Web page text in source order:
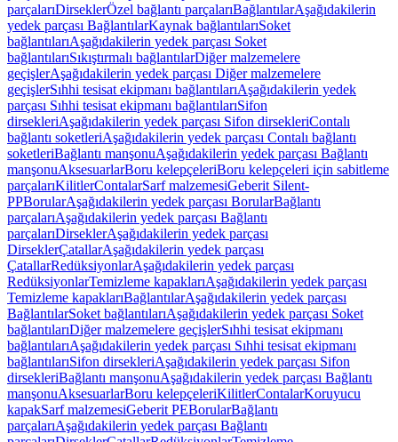
parçalarıDirseklerÖzel bağlantı parçalarıBağlantılarAşağıdakilerin
yedek parçası BağlantılarKaynak bağlantılarıSoket
bağlantılarıAşağıdakilerin yedek parçası Soket
bağlantılarıSıkıştırmalı bağlantılarDiğer malzemelere
geçişlerAşağıdakilerin yedek parçası Diğer malzemelere
geçişlerSıhhi tesisat ekipmanı bağlantılarıAşağıdakilerin yedek
parçası Sıhhi tesisat ekipmanı bağlantılarıSifon
dirsekleriAşağıdakilerin yedek parçası Sifon dirsekleriContalı
bağlantı soketleriAşağıdakilerin yedek parçası Contalı bağlantı
soketleriBağlantı manşonuAşağıdakilerin yedek parçası Bağlantı
manşonuAksesuarlarBoru kelepçeleriBoru kelepçeleri için sabitleme
parçalarıKilitlerContalarSarf malzemesiGeberit Silent-
PPBorularAşağıdakilerin yedek parçası BorularBağlantı
parçalarıAşağıdakilerin yedek parçası Bağlantı
parçalarıDirseklerAşağıdakilerin yedek parçası
DirseklerÇatallarAşağıdakilerin yedek parçası
ÇatallarRedüksiyonlarAşağıdakilerin yedek parçası
RedüksiyonlarTemizleme kapaklarıAşağıdakilerin yedek parçası
Temizleme kapaklarıBağlantılarAşağıdakilerin yedek parçası
BağlantılarSoket bağlantılarıAşağıdakilerin yedek parçası Soket
bağlantılarıDiğer malzemelere geçişlerSıhhi tesisat ekipmanı
bağlantılarıAşağıdakilerin yedek parçası Sıhhi tesisat ekipmanı
bağlantılarıSifon dirsekleriAşağıdakilerin yedek parçası Sifon
dirsekleriBağlantı manşonuAşağıdakilerin yedek parçası Bağlantı
manşonuAksesuarlarBoru kelepçeleriKilitlerContalarKoruyucu
kapakSarf malzemesiGeberit PEBorularBağlantı
parçalarıAşağıdakilerin yedek parçası Bağlantı